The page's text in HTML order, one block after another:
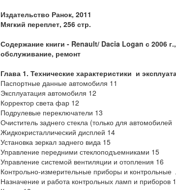
Издательство Ранок, 2011
Мягкий переплет, 256 стр.
Содержание книги - Renault/ Dacia Logan с 2006
обслуживание, ремонт
Глава 1. Технические характеристики и
Паспортные данные автомобиля 11
Эксплуатация автомобиля 12
Корректор света фар 12
Подрулевые переключатели 13
Очиститель заднего стекла (только для
Жидкокристаллический дисплей 14
Установка зеркал заднего вида 15
Управление передними стеклоподъемниками 15
Управление системой вентиляции и отопления 16
Контрольно-измерительные приборы и
Назначение и работа контрольных ламп и приборов